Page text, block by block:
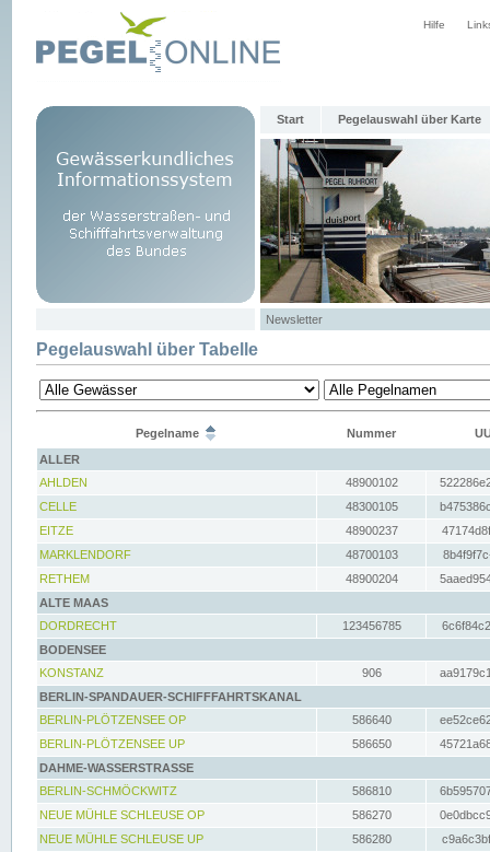
Hilfe
Start Pegelauswahl über Karte
Newsletter
Pegelauswahl über Tabelle
Pegelname Nummer
ALLER
AHLDEN
48900102
CELLE
48300105
EITZE
48900237
MARKLENDORF
48700103
RETHEM
48900204
ALTE MAAS
DORDRECHT
123456785
BODENSEE
KONSTANZ
906
BERLIN-SPANDAUER-SCHIFFFAHRTSKANAL
BERLIN-PLÖTZENSEE OP
586640
BERLIN-PLÖTZENSEE UP
586650
DAHME-WASSERSTRASSE
BERLIN-SCHMÖCKWITZ
586810
NEUE MÜHLE SCHLEUSE OP
586270
NEUE MÜHLE SCHLEUSE UP
586280